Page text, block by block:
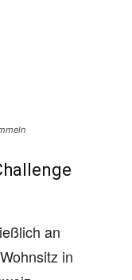
an
in